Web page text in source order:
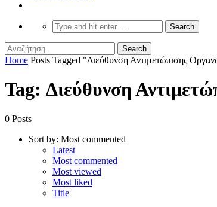
Home Posts Tagged "Διεύθυνση Αντιμετώπισης
Tag: Διεύθυνση
0 Posts
Sort by: Most commented
Latest
Most commented
Most viewed
Most liked
Title